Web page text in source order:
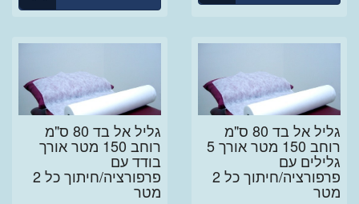
גליל אל בד 80 ס"מ
רוחב 150 מטר אורך 5
גלילים עם
פרפורציה/חיתוך כל 2
מטר
גליל אל בד 80 ס"מ
רוחב 150 מטר אורך
בודד עם
פרפורציה/חיתוך כל 2
מטר